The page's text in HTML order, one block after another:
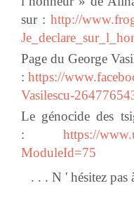
sur : http://
Page du George
: https://
Vasilescu-
Le génocide des
: https://
ModuleId=75
. . . N ' hésitez pas